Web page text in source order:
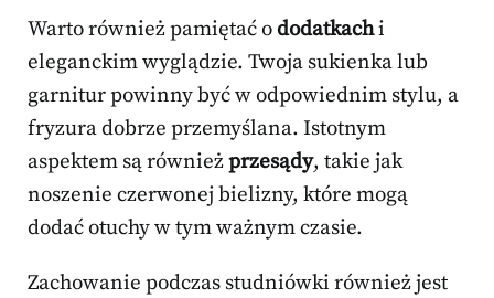
Warto również pamiętać ododatkachi
eleganckim wyglądzie. Twoja sukienka lub
garnitur powinny być w odpowiednim stylu, a
fryzura dobrze przemyślana. Istotnym
aspektem są równieżprzesądy, takie jak
noszenie czerwonej bielizny, które mogą
dodać otuchy w tym ważnym czasie.
Zachowanie podczas studniówki również jest